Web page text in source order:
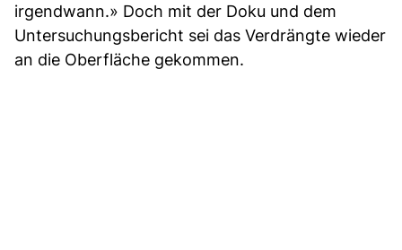
irgendwann.» Doch mit der Doku und dem
Untersuchungsbericht sei das Verdrängte wieder
an die Oberfläche gekommen.